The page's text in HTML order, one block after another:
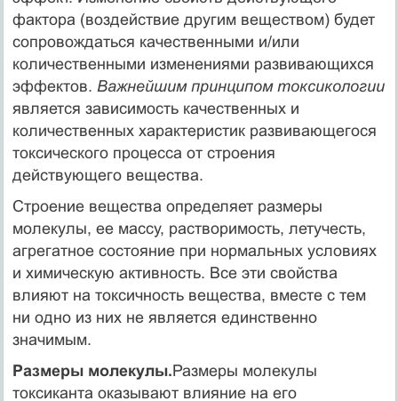
фактора (воздействие другим веществом) будет
сопровождаться качественными и/или
количественными изменениями развивающихся
эффектов. Важнейшим принципом токсикологии
является зависимость качественных и
количественных характеристик развивающегося
токсического процесса от строения
действующего вещества.
Строение вещества определяет размеры
молекулы, ее массу, растворимость, летучесть,
агрегатное состояние при нормальных условиях
и химическую активность. Все эти свойства
влияют на токсичность вещества, вместе с тем
ни одно из них не является единственно
значимым.
Размеры молекулы.Размеры молекулы
токсиканта оказывают влияние на его